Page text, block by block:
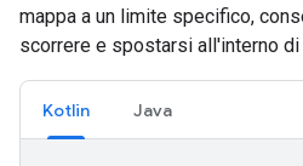
mappa a un limite specifico,
scorrere e spostarsi all'interno
Kotlin Java